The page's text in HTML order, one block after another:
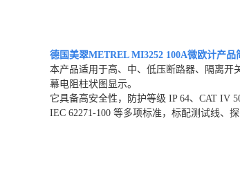
德国美翠METREL MI3252 100A微欧计产品
本产品适用于高、中、低压断路器、隔离开
幕电阻柱状图显示。
它具备高安全性，防护等级 IP 64、CAT IV
IEC 62271-100 等多项标准，标配测试线、